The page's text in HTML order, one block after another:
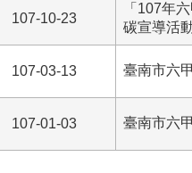
107-10-23
「107年
碳宣導活
107-03-13 臺南市六
107-01-03 臺南市六